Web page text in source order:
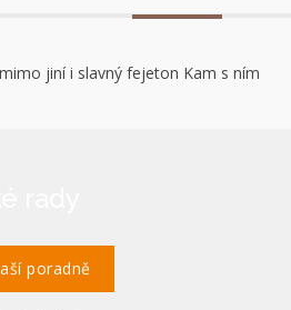
jiní i slavný fejeton Kam s ním
poradně